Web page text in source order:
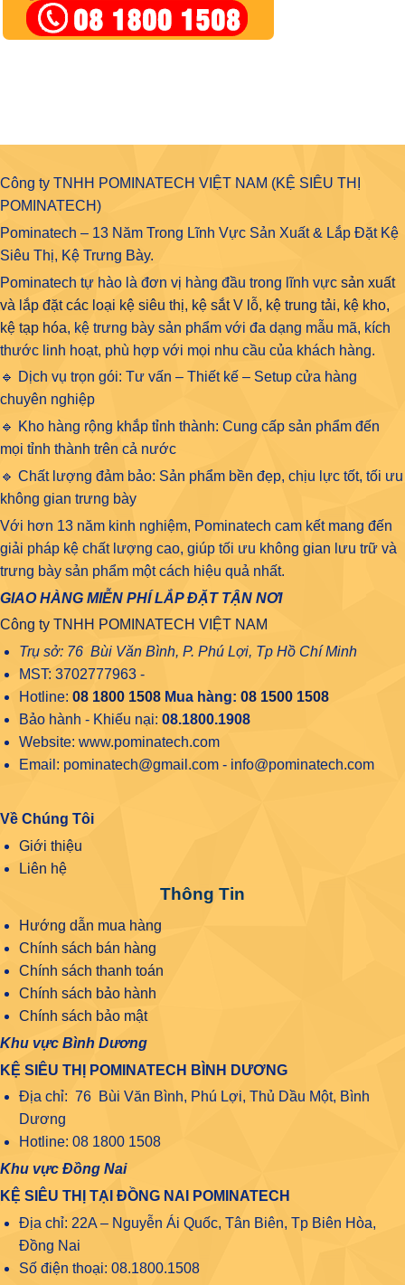
Công ty TNHH POMINATECH VIỆT NAM (KỆ SIÊU THỊ
POMINATECH)
Pominatech – 13 Năm Trong Lĩnh Vực Sản Xuất & Lắp Đặt Kệ
Siêu Thị, Kệ Trưng Bày.
Pominatech tự hào là đơn vị hàng đầu trong lĩnh vực sản xuất
và lắp đặt các loại kệ siêu thị, kệ sắt V lỗ, kệ trung tải, kệ kho,
kệ tạp hóa, kệ trưng bày sản phẩm với đa dạng mẫu mã, kích
thước linh hoạt, phù hợp với mọi nhu cầu của khách hàng.
🔹 Dịch vụ trọn gói: Tư vấn – Thiết kế – Setup cửa hàng
chuyên nghiệp
🔹 Kho hàng rộng khắp tỉnh thành: Cung cấp sản phẩm đến
mọi tỉnh thành trên cả nước
🔹 Chất lượng đảm bảo: Sản phẩm bền đẹp, chịu lực tốt, tối ưu
không gian trưng bày
Với hơn 13 năm kinh nghiệm, Pominatech cam kết mang đến
giải pháp kệ chất lượng cao, giúp tối ưu không gian lưu trữ và
trưng bày sản phẩm một cách hiệu quả nhất.
GIAO HÀNG MIỄN PHÍ LẮP ĐẶT TẬN NƠI
Công ty TNHH POMINATECH VIỆT NAM
Trụ sở: 76 Bùi Văn Bình, P. Phú Lợi, Tp Hồ Chí Minh
MST: 3702777963 -
Hotline: 08 1800 1508Mua hàng: 08 1500 1508
Bảo hành - Khiếu nại: 08.1800.1908
Website: www.pominatech.com
Email: pominatech@gmail.com - info@pominatech.com
Về Chúng Tôi
Giới thiệu
Liên hệ
Thông Tin
Hướng dẫn mua hàng
Chính sách bán hàng
Chính sách thanh toán
Chính sách bảo hành
Chính sách bảo mật
Khu vực Bình Dương
KỆ SIÊU THỊ POMINATECH BÌNH DƯƠNG
Địa chỉ: 76 Bùi Văn Bình, Phú Lợi, Thủ Dầu Một, Bình
Dương
Hotline: 08 1800 1508
Khu vực Đồng Nai
KỆ SIÊU THỊ TẠI ĐỒNG NAI POMINATECH
Địa chỉ: 22A – Nguyễn Ái Quốc, Tân Biên, Tp Biên Hòa,
Đồng Nai
Số điện thoại: 08.1800.1508